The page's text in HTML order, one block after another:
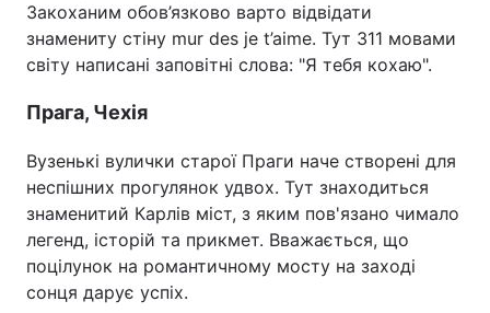
Закоханим обов’язково варто відвідати
знамениту стіну mur des je t’aime. Тут 311 мовами
світу написані заповітні слова: "Я тебя кохаю".
Прага, Чехія
Вузенькі вулички старої Праги наче створені для
неспішних прогулянок удвох. Тут знаходиться
знаменитий Карлів міст, з яким пов'язано чимало
легенд, історій та прикмет. Вважається, що
поцілунок на романтичному мосту на заході
сонця дарує успіх.